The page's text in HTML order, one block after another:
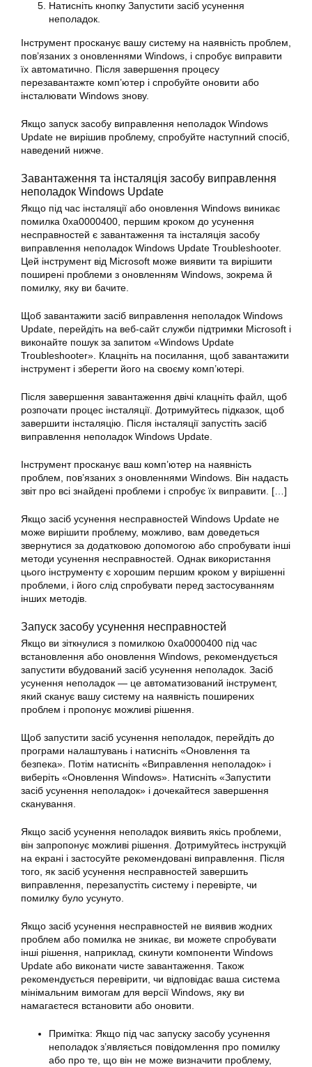
Натисніть кнопку Запустити засіб усунення
неполадок.
Інструмент просканує вашу систему на наявність проблем,
пов’язаних з оновленнями Windows, і спробує виправити
їх автоматично. Після завершення процесу
перезавантажте комп’ютер і спробуйте оновити або
інсталювати Windows знову.
Якщо запуск засобу виправлення неполадок Windows
Update не вирішив проблему, спробуйте наступний спосіб,
наведений нижче.
Завантаження та інсталяція засобу виправлення
неполадок Windows Update
Якщо під час інсталяції або оновлення Windows виникає
помилка 0xa0000400, першим кроком до усунення
несправностей є завантаження та інсталяція засобу
виправлення неполадок Windows Update Troubleshooter.
Цей інструмент від Microsoft може виявити та вирішити
поширені проблеми з оновленням Windows, зокрема й
помилку, яку ви бачите.
Щоб завантажити засіб виправлення неполадок Windows
Update, перейдіть на веб-сайт служби підтримки Microsoft і
виконайте пошук за запитом «Windows Update
Troubleshooter». Клацніть на посилання, щоб завантажити
інструмент і зберегти його на своєму комп’ютері.
Після завершення завантаження двічі клацніть файл, щоб
розпочати процес інсталяції. Дотримуйтесь підказок, щоб
завершити інсталяцію. Після інсталяції запустіть засіб
виправлення неполадок Windows Update.
Інструмент просканує ваш комп’ютер на наявність
проблем, пов’язаних з оновленнями Windows. Він надасть
звіт про всі знайдені проблеми і спробує їх виправити . […]
Якщо засіб усунення несправностей Windows Update не
може вирішити проблему, можливо, вам доведеться
звернутися за додатковою допомогою або спробувати інші
методи усунення несправностей. Однак використання
цього інструменту є хорошим першим кроком у вирішенні
проблеми, і його слід спробувати перед застосуванням
інших методів.
Запуск засобу усунення несправностей
Якщо ви зіткнулися з помилкою 0xa0000400 під час
встановлення або оновлення Windows, рекомендується
запустити вбудований засіб усунення неполадок. Засіб
усунення неполадок — це автоматизований інструмент,
який сканує вашу систему на наявність поширених
проблем і пропонує можливі рішення.
Щоб запустити засіб усунення неполадок, перейдіть до
програми налаштувань і натисніть «Оновлення та
безпека». Потім натисніть «Виправлення неполадок» і
виберіть «Оновлення Windows». Натисніть «Запустити
засіб усунення неполадок» і дочекайтеся завершення
сканування.
Якщо засіб усунення неполадок виявить якісь проблеми,
він запропонує можливі рішення. Дотримуйтесь інструкцій
на екрані і застосуйте рекомендовані виправлення. Після
того, як засіб усунення несправностей завершить
виправлення, перезапустіть систему і перевірте, чи
помилку було усунуто.
Якщо засіб усунення несправностей не виявив жодних
проблем або помилка не зникає, ви можете спробувати
інші рішення, наприклад, скинути компоненти Windows
Update або виконати чисте завантаження. Також
рекомендується перевірити, чи відповідає ваша система
мінімальним вимогам для версії Windows, яку ви
намагаєтеся встановити або оновити.
Примітка: Якщо під час запуску засобу усунення
неполадок з’являється повідомлення про помилку
або про те, що він не може визначити проблему,